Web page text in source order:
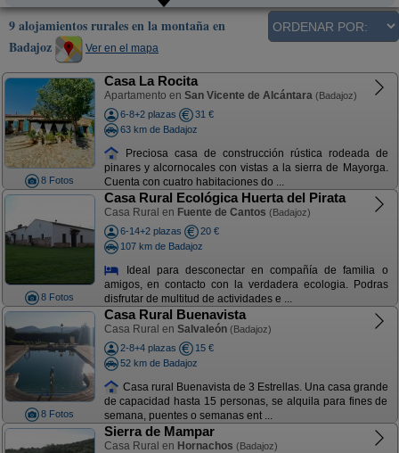
9 alojamientos rurales en la montaña en
Badajoz
Ver en el mapa
8 Fotos
Casa La Rocita
Apartamento en San Vicente de Alcántara (Badajoz)
6-8+2 plazas
31 €
63 km de Badajoz
Preciosa casa de construcción rústica rodeada de
pinares y alcornocales con vistas a la sierra de Mayorga.
Cuenta con cuatro habitaciones do ...
8 Fotos
Casa Rural Ecológica Huerta del Pirata
Casa Rural en Fuente de Cantos (Badajoz)
6-14+2 plazas
20 €
107 km de Badajoz
Ideal para desconectar en compañía de familia o
amigos, en contacto con la verdadera ecologia. Podras
disfrutar de multitud de actividades e ...
8 Fotos
Casa Rural Buenavista
Casa Rural en Salvaleón (Badajoz)
2-8+4 plazas
15 €
52 km de Badajoz
Casa rural Buenavista de 3 Estrellas. Una casa grande
de capacidad hasta 15 personas, se alquila para fines de
semana, puentes o semanas ent ...
Sierra de Mampar
Casa Rural en Hornachos (Badajoz)